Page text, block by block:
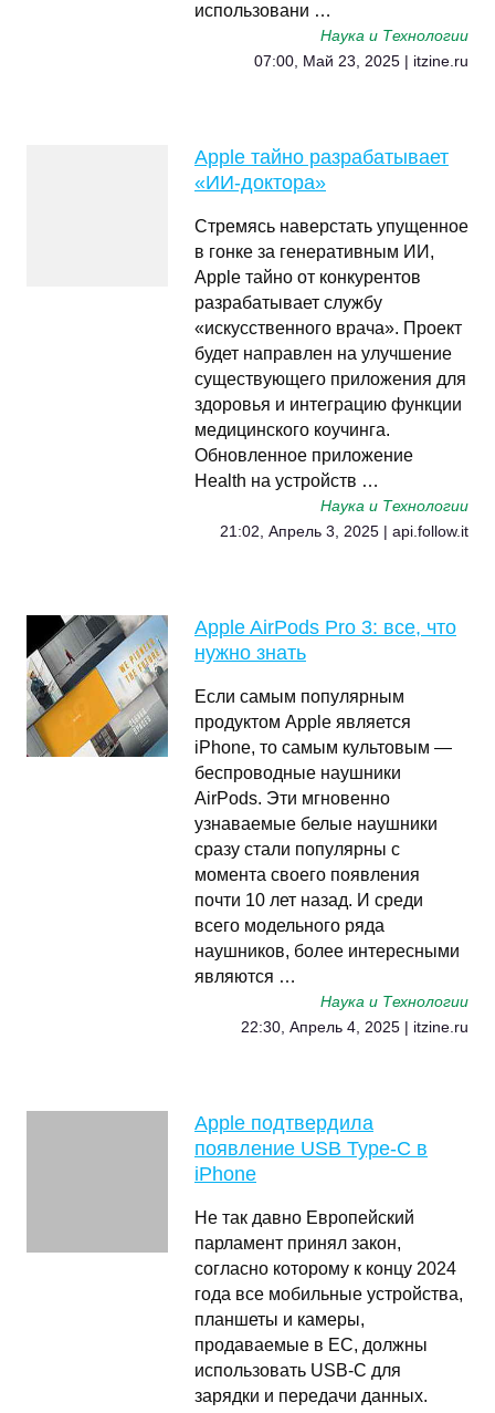
использовани …
Наука и Технологии
07:00, Май 23, 2025 | itzine.ru
Apple тайно разрабатывает
«ИИ-доктора»
Стремясь наверстать упущенное
в гонке за генеративным ИИ,
Apple тайно от конкурентов
разрабатывает службу
«искусственного врача». Проект
будет направлен на улучшение
существующего приложения для
здоровья и интеграцию функции
медицинского коучинга.
Обновленное приложение
Health на устройств …
Наука и Технологии
21:02, Апрель 3, 2025 | api.follow.it
Apple AirPods Pro 3: все, что
нужно знать
Если самым популярным
продуктом Apple является
iPhone, то самым культовым —
беспроводные наушники
AirPods. Эти мгновенно
узнаваемые белые наушники
сразу стали популярны с
момента своего появления
почти 10 лет назад. И среди
всего модельного ряда
наушников, более интересными
являются …
Наука и Технологии
22:30, Апрель 4, 2025 | itzine.ru
Apple подтвердила
появление USB Type-C в
iPhone
Не так давно Европейский
парламент принял закон,
согласно которому к концу 2024
года все мобильные устройства,
планшеты и камеры,
продаваемые в ЕС, должны
использовать USB-C для
зарядки и передачи данных.